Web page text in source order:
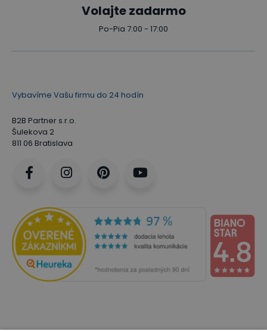
Volajte zadarmo
Po-Pia 7:00 - 17:00
Vybavíme Vašu firmu do 24 hodín
B2B Partner s.r.o.
Šulekova 2
811 06 Bratislava